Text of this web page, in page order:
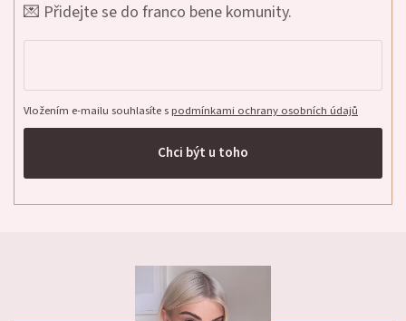
💌 Přidejte se do franco bene komunity.
Vložením e-mailu souhlasíte s podmínkami ochrany osobních údajů
Chci být u toho